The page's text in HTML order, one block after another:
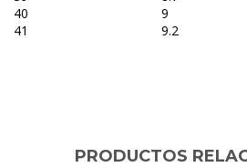
40
9
41
9.2
PRODUCTOS